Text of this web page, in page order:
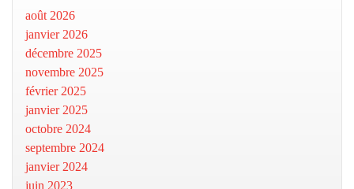
août 2026
janvier 2026
décembre 2025
novembre 2025
février 2025
janvier 2025
octobre 2024
septembre 2024
janvier 2024
juin 2023